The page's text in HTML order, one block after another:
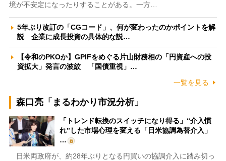
境が不安定になったりすることがある。一方…
5年ぶり改訂の「CGコード」、何が変わったのかポイントを解
説 企業に成長投資の具体的な説…
【令和のPKOか】GPIFをめぐる片山財務相の「円資産への投
資拡大」発言の波紋 「国債重視」…
一覧を見る
森口亮「まるわかり市況分析」
「トレンド転換のスイッチになり得る」“介入慣
れ”した市場心理を変える「日米協調為替介入」
…
日米両政府が、約28年ぶりとなる円買いの協調介入に踏み切っ